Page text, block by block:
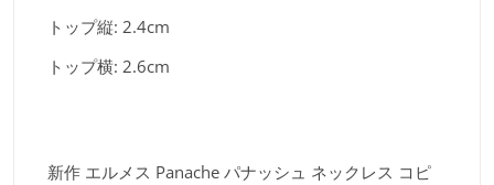
トップ縦: 2.4cm
トップ横: 2.6cm
新作 エルメス Panache パナッシュ ネックレス コピ